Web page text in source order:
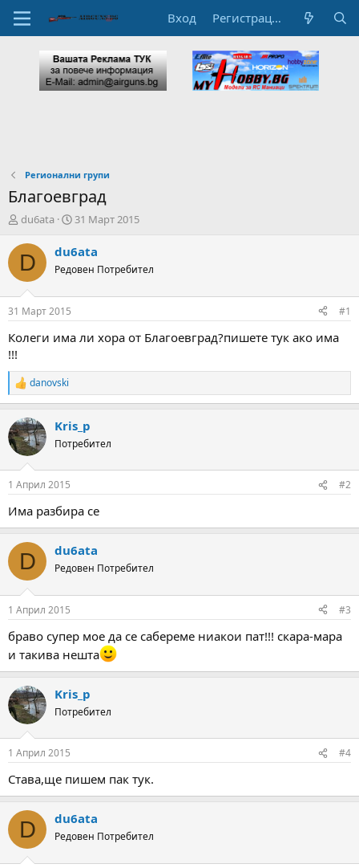
Вход Регистрация
Регионални групи
Благоевград
А
т
о
н
а
т
е
т
а
du6ata
Н
ч
л
Д
а
31 Март 2015
D du6ata
Редовен Потребител
31 Март 2015 #1
Колеги има ли хора от Благоевград?пишете тук ако има
!!!
R
e
c
t
i
s
danovski
Kris_p
Потребител
1 Април 2015 #2
Има разбира се
D du6ata
Редовен Потребител
1 Април 2015 #3
браво супер мое да се сабереме ниакои пат!!! скара-мара
и такива нешта
Kris_p
Потребител
1 Април 2015 #4
Става,ще пишем пак тук.
D du6ata
Редовен Потребител